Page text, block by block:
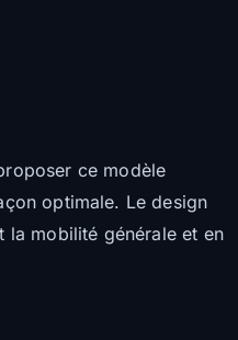
ce modèle
optimale. Le design
la mobilité générale et en